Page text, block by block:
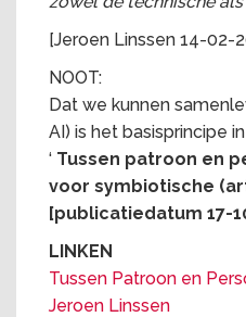
[Jeroen Linssen 14-02-
NOOT:
Dat we kunnen
AI) is het basisprincipe
‘ Tussen patroon en
voor symbiotische
[publicatiedatum 17-
LINKEN
Tussen Patroon en
Jeroen Linssen